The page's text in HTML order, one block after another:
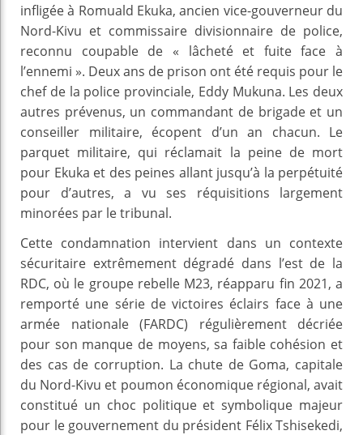
infligée à Romuald Ekuka, ancien vice-gouverneur du
Nord-Kivu et commissaire divisionnaire de police,
reconnu coupable de « lâcheté et fuite face à
l’ennemi ». Deux ans de prison ont été requis pour le
chef de la police provinciale, Eddy Mukuna. Les deux
autres prévenus, un commandant de brigade et un
conseiller militaire, écopent d’un an chacun. Le
parquet militaire, qui réclamait la peine de mort
pour Ekuka et des peines allant jusqu’à la perpétuité
pour d’autres, a vu ses réquisitions largement
minorées par le tribunal.
Cette condamnation intervient dans un contexte
sécuritaire extrêmement dégradé dans l’est de la
RDC, où le groupe rebelle M23, réapparu fin 2021, a
remporté une série de victoires éclairs face à une
armée nationale (FARDC) régulièrement décriée
pour son manque de moyens, sa faible cohésion et
des cas de corruption. La chute de Goma, capitale
du Nord-Kivu et poumon économique régional, avait
constitué un choc politique et symbolique majeur
pour le gouvernement du président Félix Tshisekedi,